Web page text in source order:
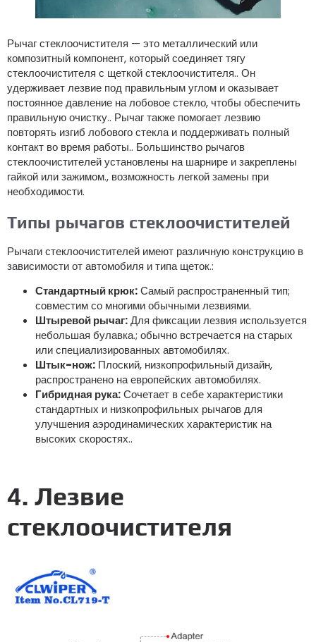
Рычаг стеклоочистителя — это металлический или
композитный компонент, который соединяет тягу
стеклоочистителя с щеткой стеклоочистителя.. Он
удерживает лезвие под правильным углом и оказывает
постоянное давление на лобовое стекло, чтобы обеспечить
правильную очистку.. Рычаг также помогает лезвию
повторять изгиб лобового стекла и поддерживать полный
контакт во время работы.. Большинство рычагов
стеклоочистителей установлены на шарнире и закреплены
гайкой или зажимом., возможность легкой замены при
необходимости.
Типы рычагов стеклоочистителей
Рычаги стеклоочистителей имеют различную конструкцию в
зависимости от автомобиля и типа щеток.:
Стандартный крюк:Самый распространенный тип;
совместим со многими обычными лезвиями.
Штыревой рычаг:Для фиксации лезвия используется
небольшая булавка.; обычно встречается на старых
или специализированных автомобилях.
Штык-нож: Плоский, низкопрофильный дизайн,
распространено на европейских автомобилях.
Гибридная рука:Сочетает в себе характеристики
стандартных и низкопрофильных рычагов для
улучшения аэродинамических характеристик на
высоких скоростях..
4. Лезвие
стеклоочистителя